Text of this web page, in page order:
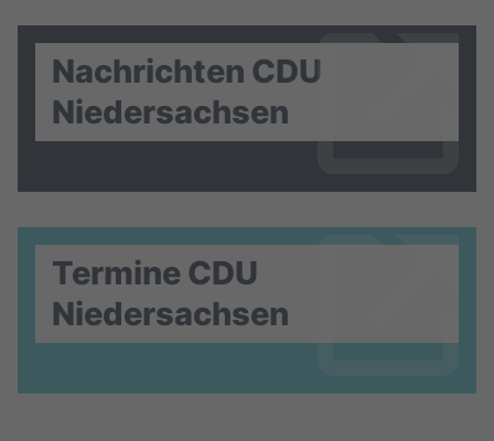
Nachrichten CDU
Niedersachsen
Termine CDU
Niedersachsen